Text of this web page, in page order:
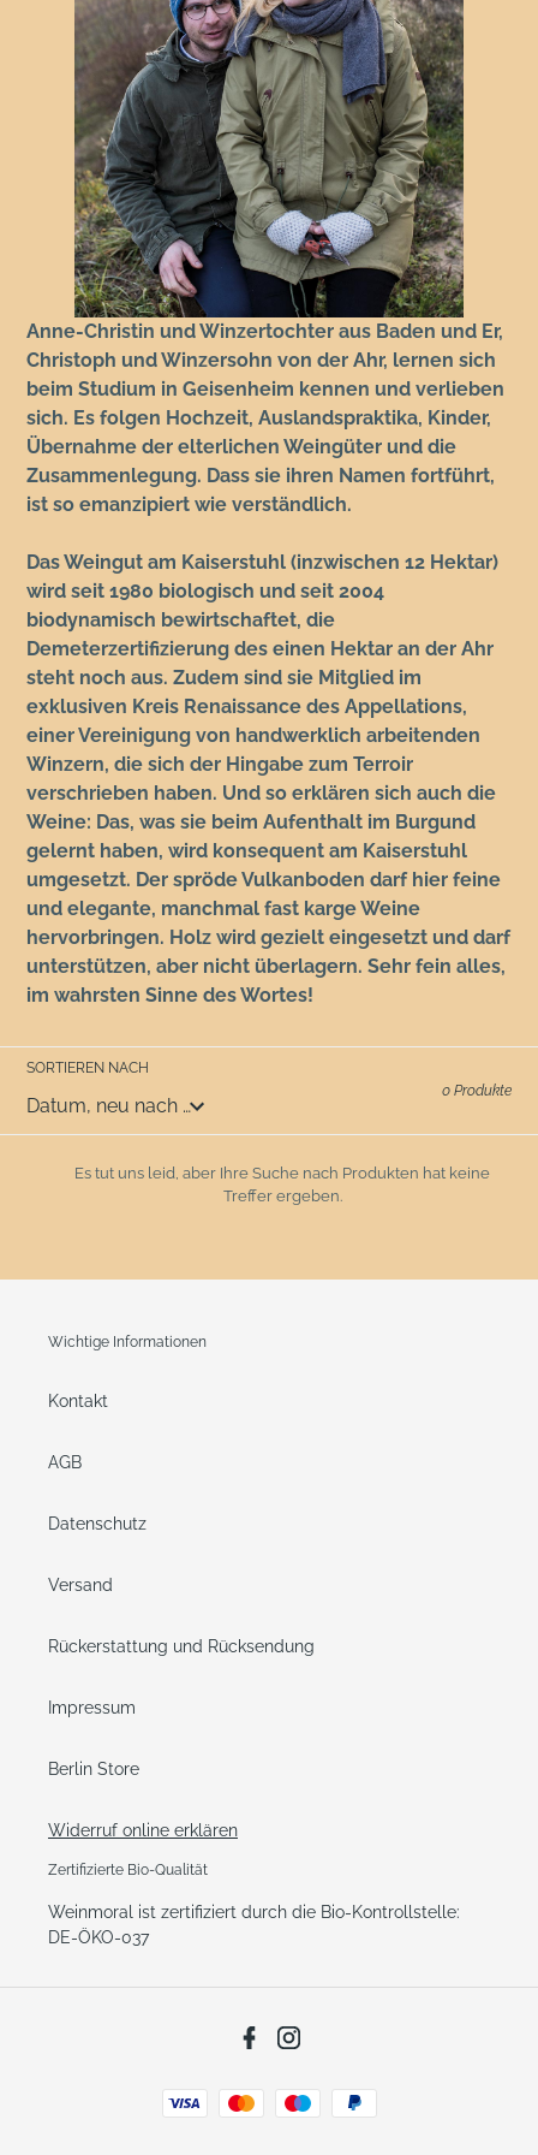
Anne-Christin und Winzertochter aus Baden und Er,
Christoph und Winzersohn von der Ahr, lernen sich
beim Studium in Geisenheim kennen und verlieben
sich. Es folgen Hochzeit, Auslandspraktika, Kinder,
Übernahme der elterlichen Weingüter und die
Zusammenlegung. Dass sie ihren Namen fortführt,
ist so emanzipiert wie verständlich.
Das Weingut am Kaiserstuhl (inzwischen 12 Hektar)
wird seit 1980 biologisch und seit 2004
biodynamisch bewirtschaftet, die
Demeterzertifizierung des einen Hektar an der Ahr
steht noch aus. Zudem sind sie Mitglied im
exklusiven Kreis Renaissance des Appellations,
einer Vereinigung von handwerklich arbeitenden
Winzern, die sich der Hingabe zum Terroir
verschrieben haben. Und so erklären sich auch die
Weine: Das, was sie beim Aufenthalt im Burgund
gelernt haben, wird konsequent am Kaiserstuhl
umgesetzt. Der spröde Vulkanboden darf hier feine
und elegante, manchmal fast karge Weine
hervorbringen. Holz wird gezielt eingesetzt und darf
unterstützen, aber nicht überlagern. Sehr fein alles,
im wahrsten Sinne des Wortes!
SORTIEREN NACH
0 Produkte
Es tut uns leid, aber Ihre Suche nach Produkten hat keine
Treffer ergeben.
Wichtige Informationen
Kontakt
AGB
Datenschutz
Versand
Rückerstattung und Rücksendung
Impressum
Berlin Store
Widerruf online erklären
Zertifizierte Bio-Qualität
Weinmoral ist zertifiziert durch die Bio-Kontrollstelle:
DE-ÖKO-037
Facebook
Zahlungsarten